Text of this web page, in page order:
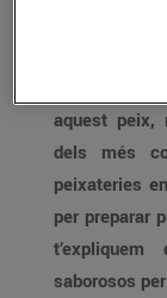
juliol i
aquest peix,
dels més
peixateries
per preparar
saborosos